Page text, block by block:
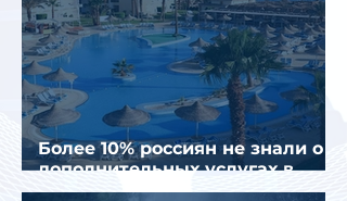
Более 10% россиян не знали о
дополнительных услугах в
отелях